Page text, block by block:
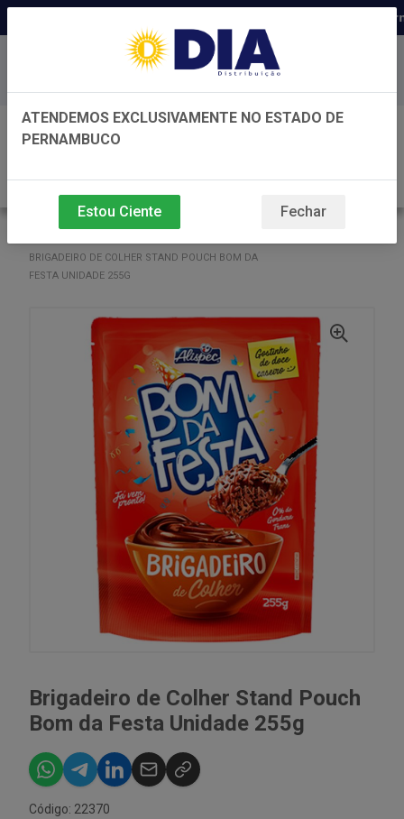
Distribuidora há 22 anos em
Baixe já nosso APP
BRIGADEIRO DE COLHER STAND POUCH BOM DA
FESTA UNIDADE 255G
Brigadeiro de Colher Stand Pouch
Bom da Festa Unidade 255g
Código: 22370
ATENDEMOS EXCLUSIVAMENTE NO ESTADO DE
PERNAMBUCO
Estou Ciente Fechar